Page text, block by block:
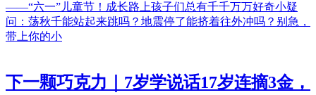
——“六一”儿童节！成长路上孩子们总有千千万万好奇小疑
问：荡秋千能站起来跳吗？地震停了能挤着往外冲吗？别急，
带上你的小
下一颗巧克力｜7岁学说话17岁连摘3金，